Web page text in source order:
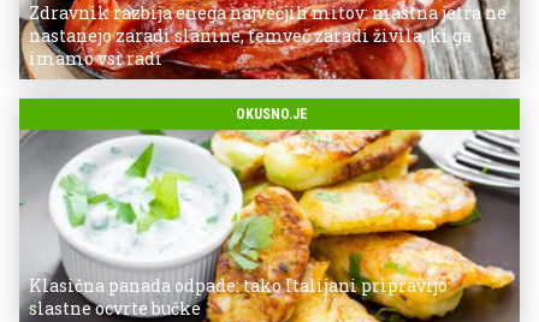
Zdravnik razbija enega največjih mitov: mastna jetra ne
nastanejo zaradi slanine, temveč zaradi živila, ki ga
imamo vsi radi
OKUSNO.JE
Klasična panada odpade: tako Italijani pripravijo
slastne ocvrte bučke